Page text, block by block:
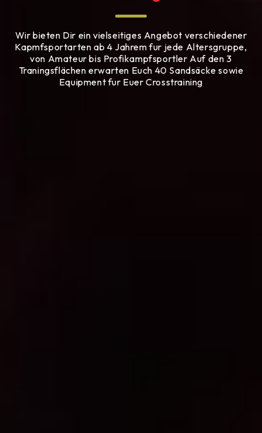
Wir bieten Dir ein vielseitiges Angebot verschiedener
Kapmfsportarten ab 4 Jahrem fur jede Altersgruppe,
von Amateur bis Profikampfsportler Auf den 3
Traningsflächen erwarten Euch 40 Sandsäcke sowie
Equipment fur Euer Crosstraining